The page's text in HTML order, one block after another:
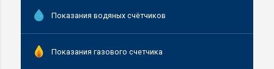
Показания водяных счётчиков
Показания газового счетчика